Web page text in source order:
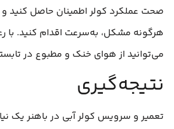
صحت عملکرد کولر اطمینان حاصل کنید
هرگونه مشکل، به‌سرعت اقدام کنید. با
می‌توانید از هوای خنک و مطبوع در
نتیجه‌گیری
تعمیر و سرویس کولر آبی در باهنر یک